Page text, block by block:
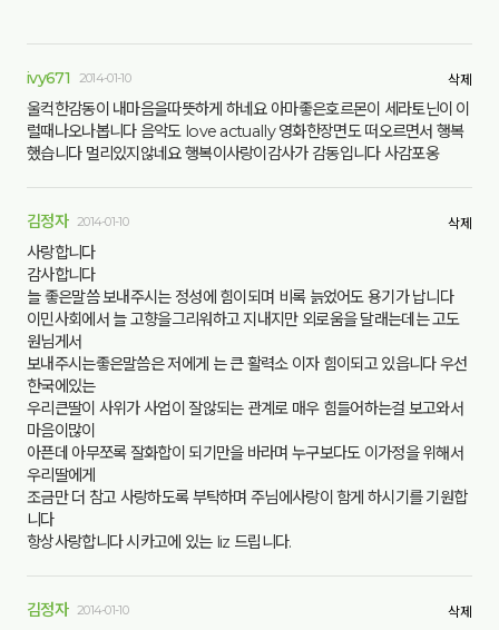
ivy671 2014-01-10 삭제
울컥한감동이 내마음을따뜻하게 하네요 아마좋은호르몬이 세라토닌이 이
럴때나오나봅니다 음악도 love actually 영화한장면도 떠오르면서 행복
했습니다 멀리있지않네요 행복이사랑이감사가 감동입니다 사감포옹
김정자 2014-01-10 삭제
사랑합니다
감사합니다
늘 좋은말씀 보내주시는 정성에 힘이되며 비록 늙었어도 용기가 납니다
이민사회에서 늘 고향을그리워하고 지내지만 외로움을 달래는데는 고도
원님게서
보내주시는좋은말씀은 저에게 는 큰 활력소 이자 힘이되고 있읍니다 우선
한국에있는
우리큰딸이 사위가 사업이 잘않되는 관계로 매우 힘들어하는걸 보고와서
마음이많이
아픈데 아무쪼록 잘화합이 되기만을 바라며 누구보다도 이가정을 위해서
우리딸에게
조금만 더 참고 사랑하도록 부탁하며 주님에사랑이 함게 하시기를 기원합
니다
항상사랑합니다 시카고에 있는 liz 드립니다.
김정자 2014-01-10 삭제